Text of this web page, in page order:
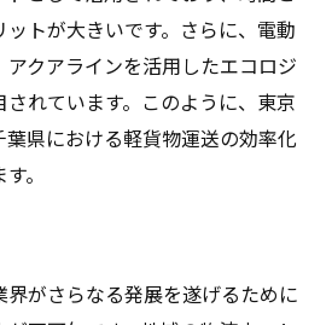
トが大きいです。さらに、電動
クアラインを活用したエコロジ
れています。このように、東京
県における軽貨物運送の効率化
。
がさらなる発展を遂げるために